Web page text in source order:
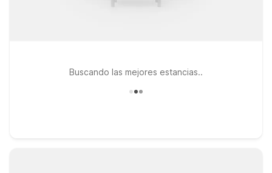
Buscando las mejores estancias..